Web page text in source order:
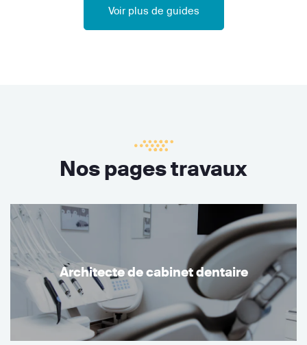
Voir plus de guides
Nos pages travaux
Architecte de cabinet dentaire